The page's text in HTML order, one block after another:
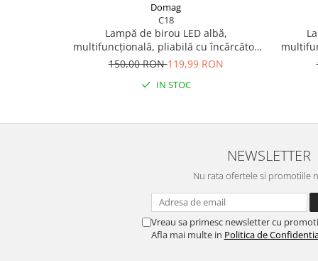
Domag
C18
Lampă de birou LED albă,
multifuncțională, pliabilă cu încărcător
wireless, modernă, pentru dormitor,
150,00 RON119,99 RON
IN STOC
NEWSLETTER
Nu rata ofertele si promotiile
Vreau sa primesc newsletter cu
Afla mai multe in Politica de